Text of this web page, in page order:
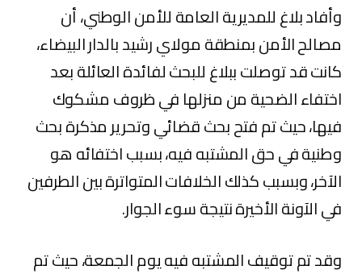
وأفاد بلاغ للمديرية العامة للأمن الوطني، أن
مصالح الأمن بمنطقة مولاي رشيد بالدار البيضاء،
كانت قد توصلت ببلاغ للبحث لفائدة العائلة بعد
اختفاء الضحية من منزلها في ظروف مشكوك
فيها، حيث تم فتح بحث قضائي وتحرير مذكرة بحث
وطنية في حق المشتبه فيه، بسبب اختفائه هو
الآخر، وبسبب كذلك الخلافات المتواترة بين الطرفين
في الآونة الأخيرة نتيجة سوء الجوار.
وقد تم توقيف المشتبه فيه يوم الجمعة، حيث تم